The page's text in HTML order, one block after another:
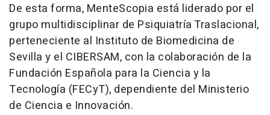
De esta forma, MenteScopia está liderado por el
grupo multidisciplinar de Psiquiatría Traslacional,
perteneciente al Instituto de Biomedicina de
Sevilla y el CIBERSAM, con la colaboración de la
Fundación Española para la Ciencia y la
Tecnología (FECyT), dependiente del Ministerio
de Ciencia e Innovación.